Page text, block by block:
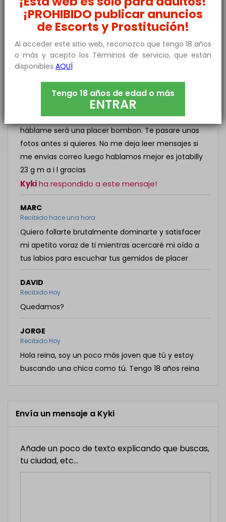
JUAN
Recibido hace una hora
Ola me gustaría kedar con Tigo y ser follamigos
JOTA
Recibido hace una hora
deportista, guapo, simpatico, alegre este finde
semana estaré por Zaragoza, si te gustaría salir o
tomar algo sin compromiso y lo que si surja
háblame será una placer bombon. Te pasare unas
fotos antes si quieres. No me deja leer mensajes si
me envias correo luego hablamos mejor es jotabilly
23 g m a i l gracias
Kykiha respondido a este mensaje!
MARC
Recibido hace una hora
Quiero follarte brutalmente dominarte y satisfacer
mi apetito voraz de ti mientras acercaré mi oído a
tus labios para escuchar tus gemidos de placer
DAVID
Recibido Hoy
Quedamos?
JORGE
Recibido Hoy
Hola reina, soy un poco más joven que tú y estoy
buscando una chica como tú. Tengo 18 años reina
Envía un mensaje a Kyki
Añade un poco de texto explicando que buscas,
tu ciudad, etc...
¡PROHIBIDO publicar anuncios
de Escorts y Prostitución!
Al acceder este sitio web, reconozco que tengo 18 años
o más y acepto los Términos de servicio, que están
disponibles AQUÍ
Tengo 18 años de edad o más
ENTRAR